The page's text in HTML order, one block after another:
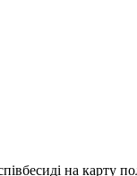
на карту